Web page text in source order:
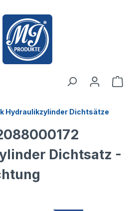
Hydraulikzylinder Dichtsätze
Dichtsatz -